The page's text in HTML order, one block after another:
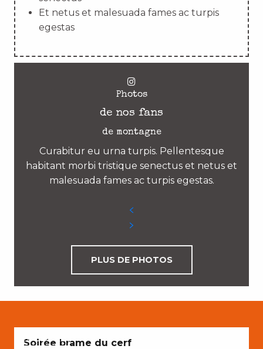
Et netus et malesuada fames ac turpis
egestas
Photos
de nos fans
de montagne
Curabitur eu urna turpis. Pellentesque
habitant morbi tristique senectus et netus et
malesuada fames ac turpis egestas.
PLUS DE PHOTOS
EN COUPLE
Soirée brame du cerf